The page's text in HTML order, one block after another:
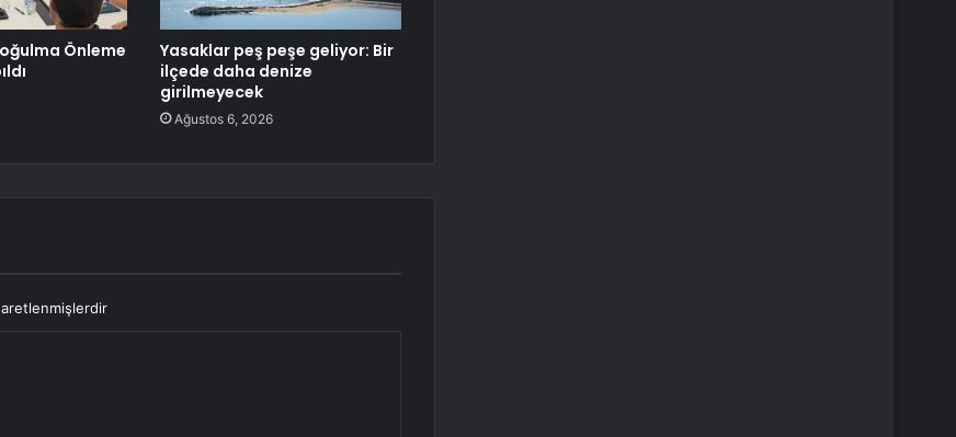
Önleme
Yasaklar peş peşe geliyor: Bir
ilçede daha denize
girilmeyecek
Ağustos 6, 2026